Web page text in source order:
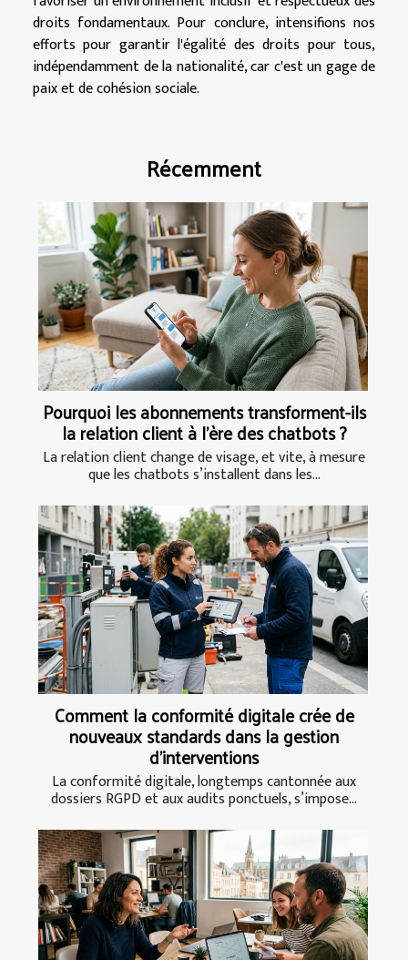
droits fondamentaux. Pour conclure, intensifions nos
efforts pour garantir l'égalité des droits pour tous,
indépendamment de la nationalité, car c'est un gage de
paix et de cohésion sociale.
Récemment
Pourquoi les abonnements transforment-ils
la relation client à l’ère des chatbots ?
La relation client change de visage, et vite, à mesure
que les chatbots s’installent dans les...
Comment la conformité digitale crée de
nouveaux standards dans la gestion
d’interventions
La conformité digitale, longtemps cantonnée aux
dossiers RGPD et aux audits ponctuels, s’impose...